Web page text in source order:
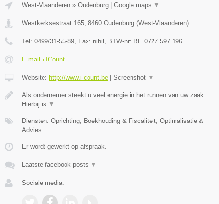
West-Vlaanderen » Oudenburg Google maps ▼
Westkerksestraat 165, 8460 Oudenburg (West-Vlaanderen)
Tel: 0499/31-55-89, Fax: nihil , BTW-nr: BE 0727.597.196
E-mail › ICount
Website: http://www.i-count.be Screenshot ▼
Als ondernemer steekt u veel energie in het runnen van uw zaak.
Hierbij is ▼
Diensten: Oprichting, Boekhouding & Fiscaliteit, Optimalisatie &
Advies
Er wordt gewerkt op afspraak.
Laatste facebook posts ▼
Sociale media: